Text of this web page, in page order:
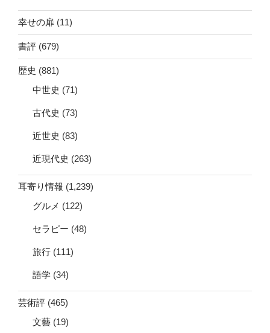
幸せの扉 (11)
書評 (679)
歴史 (881)
中世史 (71)
古代史 (73)
近世史 (83)
近現代史 (263)
耳寄り情報 (1,239)
グルメ (122)
セラピー (48)
旅行 (111)
語学 (34)
芸術評 (465)
文藝 (19)